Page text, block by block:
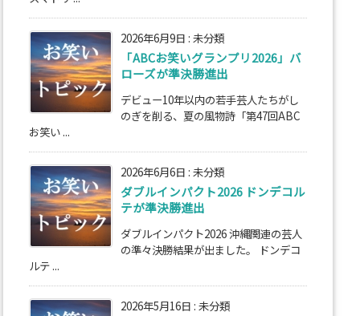
2026年6月9日 : 未分類
「ABCお笑いグランプリ2026」バ
ローズが準決勝進出
デビュー10年以内の若手芸人たちがし
のぎを削る、夏の風物詩「第47回ABC
お笑い ...
2026年6月6日 : 未分類
ダブルインパクト2026 ドンデコル
テが準決勝進出
ダブルインパクト2026 沖縄関連の芸人
の準々決勝結果が出ました。 ドンデコ
ルテ ...
2026年5月16日 : 未分類